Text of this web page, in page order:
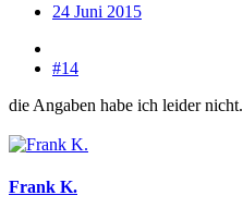
24 Juni 2015
#14
die Angaben habe ich leider nicht.
Frank K.